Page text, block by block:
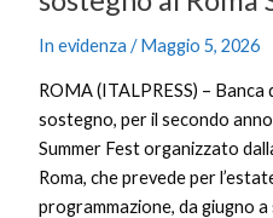
In evidenza /Maggio 5, 2026
ROMA (ITALPRESS) –
sostegno, per il secondo
Summer Fest organizzato
Roma, che prevede per
programmazione, da giugno